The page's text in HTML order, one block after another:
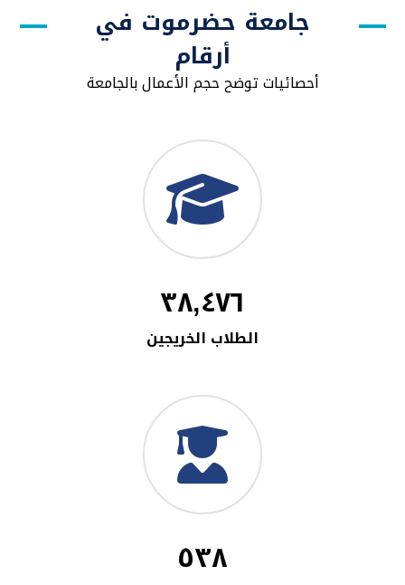
جامعة حضرموت في
أرقام
أحصائيات توضح حجم الأعمال بالجامعة
٣٨,٤٧٦
الطلاب الخريجين
٥٣٨